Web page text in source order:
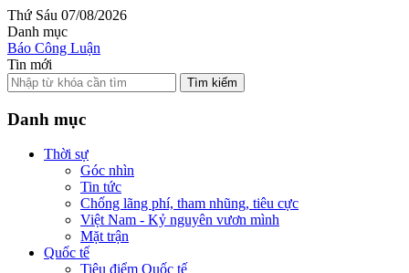
Thứ Sáu 07/08/2026
Danh mục
Báo Công Luận
Tin mới
Tìm kiếm
Danh mục
Thời sự
Góc nhìn
Tin tức
Chống lãng phí, tham nhũng, tiêu cực
Việt Nam - Kỷ nguyên vươn mình
Mặt trận
Quốc tế
Tiêu điểm Quốc tế